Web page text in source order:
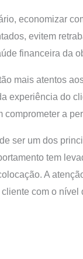
economizar
evitem
financeira da
mais atentos
experiência do
comprometer a
ser um dos
tem
A
com o nível